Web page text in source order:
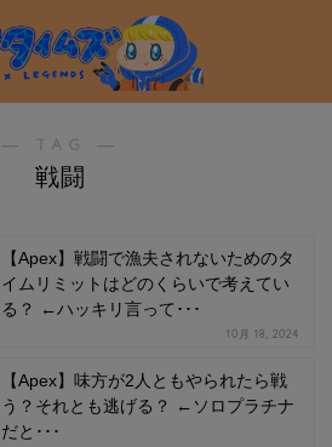
― TAG ―
戦闘
【Apex】戦闘で漁夫されないためのタ
イムリミットはどのくらいで考えてい
る？ ←ハッキリ言って･･･
10月 18, 2024
【Apex】味方が2人ともやられたら戦
う？それとも逃げる？ ←ソロプラチナ
だと･･･